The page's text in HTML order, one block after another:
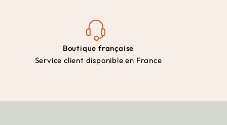
Boutique française
Service client disponible en France